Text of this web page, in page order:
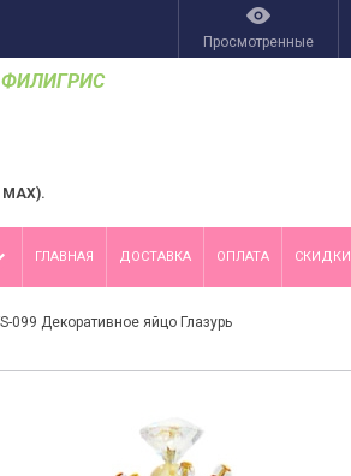
Просмотренные
ГЛАВНАЯ ДОСТАВКА ОПЛАТА СКИДКИ
099 Декоративное яйцо Глазурь